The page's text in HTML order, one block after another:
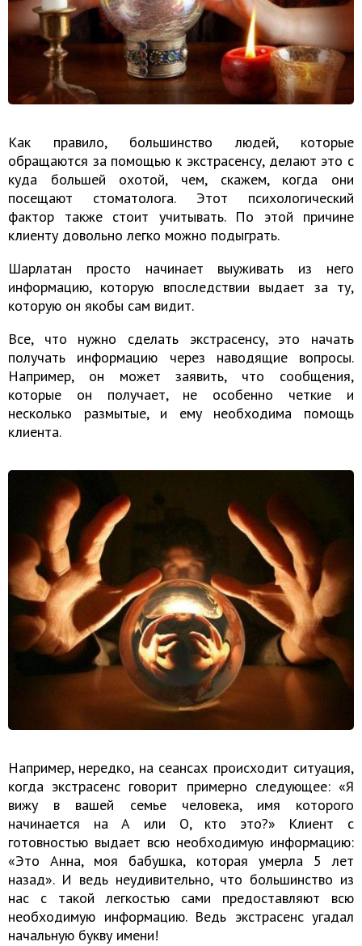
Как правило, большинство людей, которые
обращаются за помощью к экстрасенсу, делают это с
куда большей охотой, чем, скажем, когда они
посещают стоматолога. Этот психологический
фактор также стоит учитывать. По этой причине
клиенту довольно легко можно подыграть.
Шарлатан просто начинает выуживать из него
информацию, которую впоследствии выдает за ту,
которую он якобы сам видит.
Все, что нужно сделать экстрасенсу, это начать
получать информацию через наводящие вопросы.
Например, он может заявить, что сообщения,
которые он получает, не особенно четкие и
несколько размытые, и ему необходима помощь
клиента.
Например, нередко, на сеансах происходит ситуация,
когда экстрасенс говорит примерно следующее: «Я
вижу в вашей семье человека, имя которого
начинается на А или О, кто это?» Клиент с
готовностью выдает всю необходимую информацию:
«Это Анна, моя бабушка, которая умерла 5 лет
назад». И ведь неудивительно, что большинство из
нас с такой легкостью сами предоставляют всю
необходимую информацию. Ведь экстрасенс угадал
начальную букву имени!